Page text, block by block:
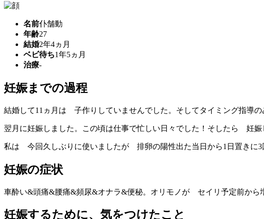
名前仆舗動
年齢27
結婚2年4ヵ月
ベビ待ち1年5ヵ月
治療-
妊娠までの過程
結婚して11ヵ月は 子作りしていませんでした。そしてタイミング指導
翌月に妊娠しました。この頃は仕事で忙しい日々でした！そしたら 妊
私は 今回久しぶりに使いましたが 排卵の陽性出た当日から1日置きに
妊娠の症状
車酔い&頭痛&腰痛&頻尿&オナラ&便秘。オリモノが セイリ予定前から
妊娠するために、気をつけたこと